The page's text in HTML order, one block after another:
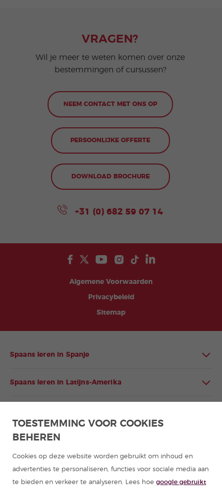
VRAGEN?
Wil je meer te weten komen over onze
bestemmingen of cursussen?
NEEM CONTACT MET ONS OP
PERSOONLIJKE OFFERTE
DOWNLOAD BROCHURE
+31 (0) 682 59 07 14
Algemene Voorwaarden
Privacybeleid
Sitemap
Spaans leren in Spanje
Spaans leren in Latijns-Amerika
Cursussen Spaans
Zomerkampen Spanje
TOESTEMMING VOOR COOKIES
BEHEREN
Cookies op deze website worden gebruikt om inhoud en
advertenties te personaliseren, functies voor sociale media aan
te bieden en verkeer te analyseren. Lees hoe google gebruikt